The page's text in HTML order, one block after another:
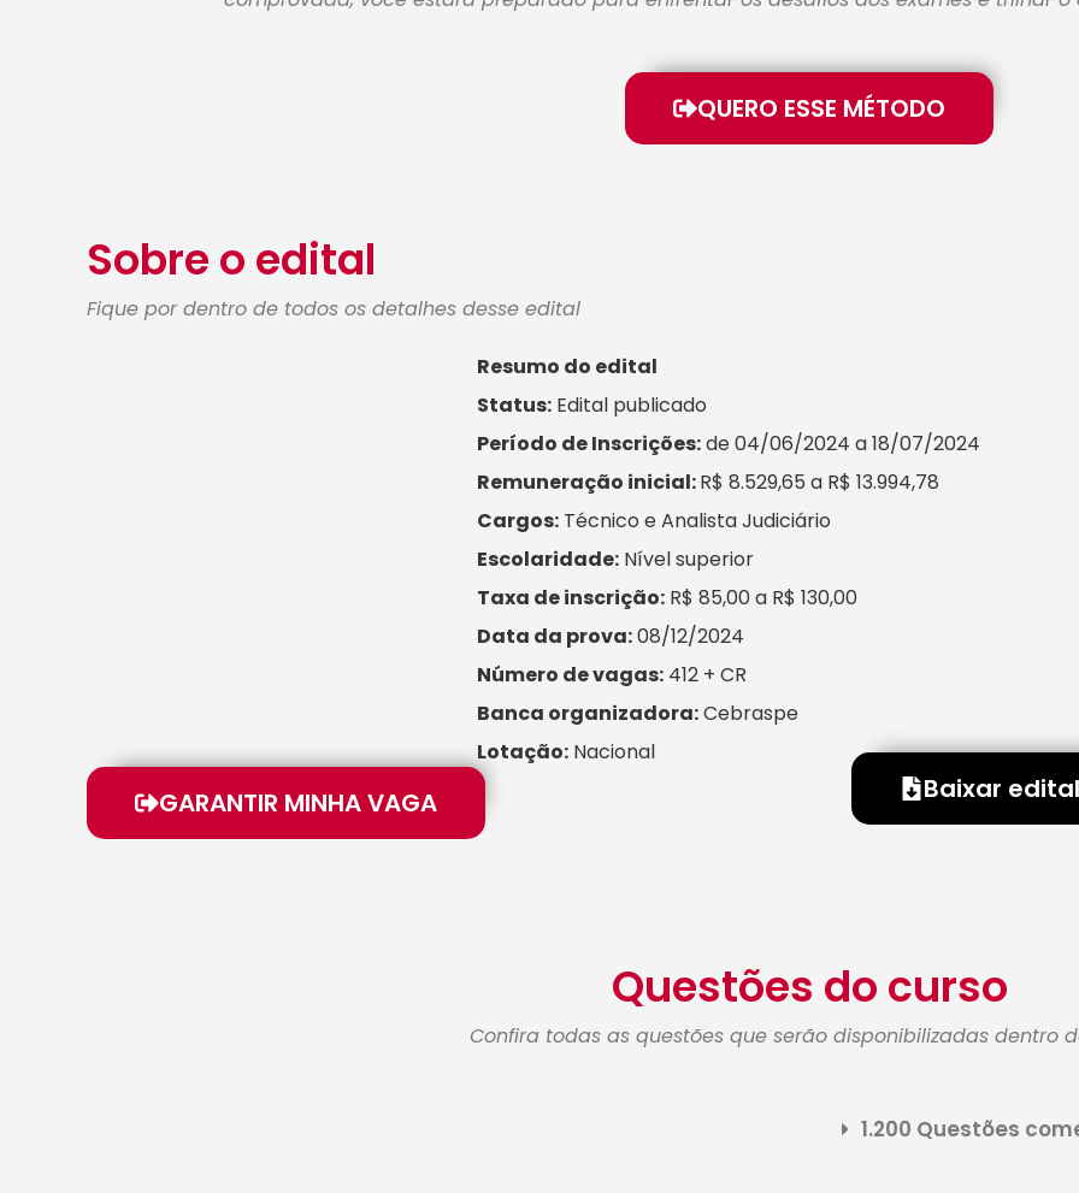
QUERO ESSE MÉTODO
Sobre o edital
Fique por dentro de todos os detalhes desse edital
Resumo do edital
Status:Edital publicado
Período de Inscrições:de 04/06/2024 a 18/07/2024
Remuneração inicial:R$ 8.529,65 a R$ 13.994,78
Cargos:Técnico e Analista Judiciário
Escolaridade:Nível superior
Taxa de inscrição:R$ 85,00 a R$ 130,00
Data da prova:08/12/2024
Número de vagas:412 + CR
Banca organizadora:Cebraspe
Lotação:Nacional
GARANTIR MINHA VAGA Baixar edital
Questões do curso
Confira todas as questões que serão disponibilizadas dentro
1.200 Questões